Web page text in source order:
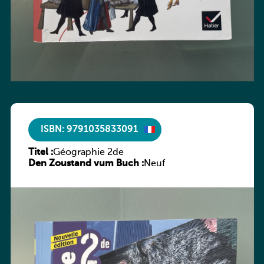
ISBN: 9791035833091
Titel :Géographie 2de
Den Zoustand vum Buch :Neuf